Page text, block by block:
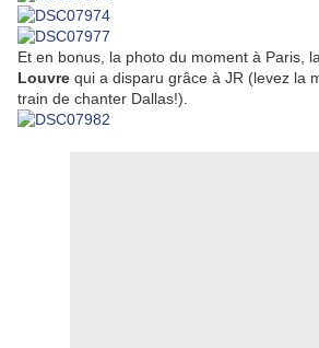
Et en bonus, la photo du moment à Paris, la
Louvre qui a disparu grâce à JR (levez la
train de chanter Dallas!).